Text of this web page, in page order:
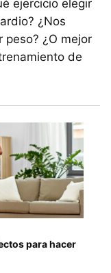
ejercicio elegir
¿Nos
¿O mejor
de
para hacer